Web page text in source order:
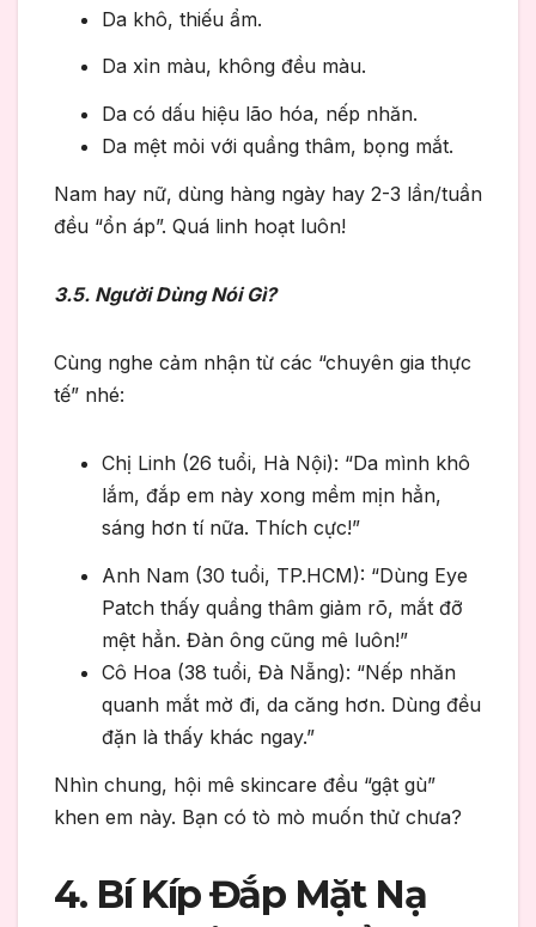
Da khô, thiếu ẩm.
Da xỉn màu, không đều màu.
Da có dấu hiệu lão hóa, nếp nhăn.
Da mệt mỏi với quầng thâm, bọng mắt.
Nam hay nữ, dùng hàng ngày hay 2-3 lần/tuần
đều “ổn áp”. Quá linh hoạt luôn!
3.5. Người Dùng Nói Gì?
Cùng nghe cảm nhận từ các “chuyên gia thực
tế” nhé:
Chị Linh (26 tuổi, Hà Nội): “Da mình khô
lắm, đắp em này xong mềm mịn hẳn,
sáng hơn tí nữa. Thích cực!”
Anh Nam (30 tuổi, TP.HCM): “Dùng Eye
Patch thấy quầng thâm giảm rõ, mắt đỡ
mệt hẳn. Đàn ông cũng mê luôn!”
Cô Hoa (38 tuổi, Đà Nẵng): “Nếp nhăn
quanh mắt mờ đi, da căng hơn. Dùng đều
đặn là thấy khác ngay.”
Nhìn chung, hội mê skincare đều “gật gù”
khen em này. Bạn có tò mò muốn thử chưa?
4. Bí Kíp Đắp Mặt Nạ